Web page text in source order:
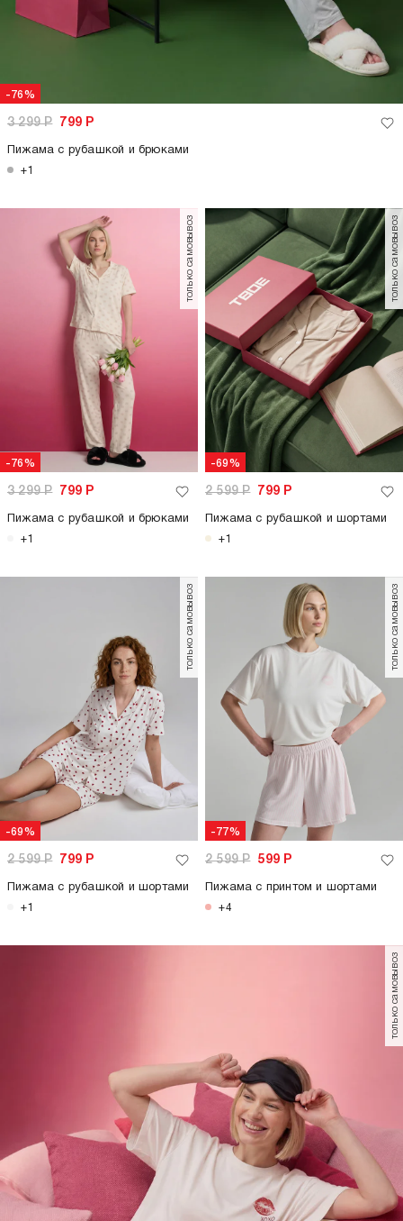
-76%
3 299Р 799 Р
Пижама с рубашкой и брюками
+1
-76%
только самовывоз
3 299Р 799 Р
Пижама с рубашкой и брюками
+1
-69%
только самовывоз
2 599Р 799 Р
Пижама с рубашкой и шортами
+1
-69%
только самовывоз
2 599Р 799 Р
Пижама с рубашкой и шортами
+1
-77%
только самовывоз
2 599Р 599 Р
Пижама с принтом и шортами
+4
только самовывоз